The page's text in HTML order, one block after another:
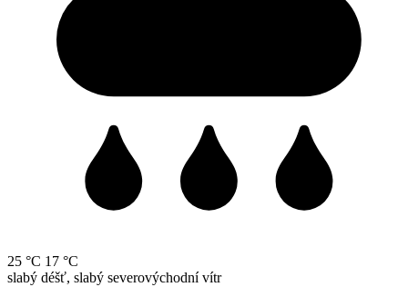
25 °C 17 °C
slabý déšť, slabý severovýchodní vítr